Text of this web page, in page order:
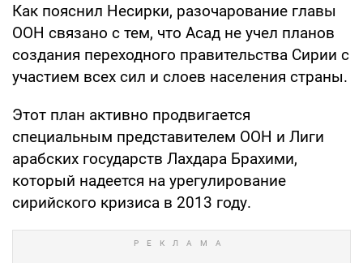
Как пояснил Несирки, разочарование главы
ООН связано с тем, что Асад не учел планов
создания переходного правительства Сирии с
участием всех сил и слоев населения страны.
Этот план активно продвигается
специальным представителем ООН и Лиги
арабских государств Лахдара Брахими,
который надеется на урегулирование
сирийского кризиса в 2013 году.